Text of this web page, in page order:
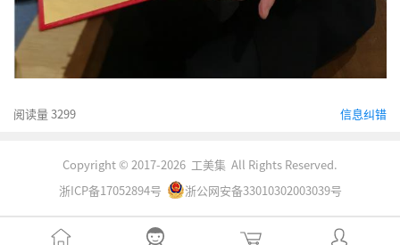
阅读量 3299 信息纠错
Copyright © 2017-2026 工美集 All Rights Reserved.
浙ICP备17052894号
浙公网安备33010302003039号